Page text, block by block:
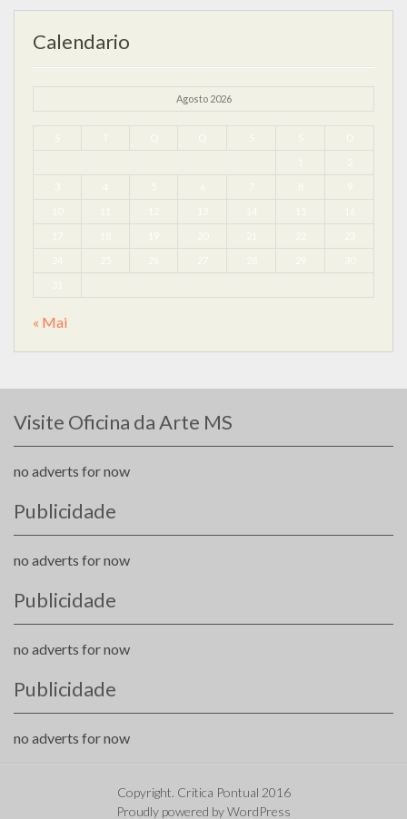
Calendario
Agosto 2026
S T Q Q S S D
1
3 4 5 6 7 8 9
10 11 12 13 14 15 16
17 18 19 20 21 23
24 25 26 27 28 29 30
31
« Mai
Visite Oficina da Arte MS
no adverts for now
Publicidade
no adverts for now
Publicidade
no adverts for now
Publicidade
no adverts for now
Copyright. Critica Pontual 2016
Proudly powered by WordPress